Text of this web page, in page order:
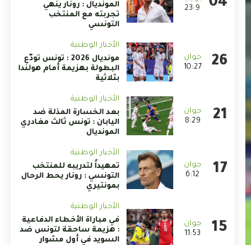
23:9
المونديال : رونار ينهي
تجربته مع المنتخب
التونسي
10:27
الأخبار الوطنية
مونديال 2026 : تونس تودّع
البطولة بهزيمة أمام هولندا
بثلاثية
8:29
الأخبار الوطنية
بعد الخسارة المذلة ضد
اليابان : تونس ثالث مغادري
المونديال
6:12
الأخبار الوطنية
تمهيداً لتدريبه للمنتخب
التونسي : رونار يحط الرحال
بمونتيري
11:53
الأخبار الوطنية
في مباراة الأخطاء الدفاعية
: هزيمة ساحقة لتونس ضد
السويد في أول مشوار